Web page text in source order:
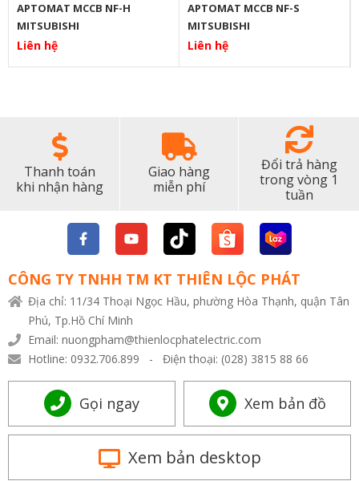
APTOMAT MCCB NF-H
MITSUBISHI
Liên hệ
APTOMAT MCCB NF-S
MITSUBISHI
Liên hệ
Thanh toán
khi nhận hàng
Giao hàng
miễn phí
Đổi trả hàng
trong vòng 1
tuần
CÔNG TY TNHH TM KT THIÊN LỘC PHÁT
Địa chỉ: 11/34 Thoại Ngọc Hầu, phường Hòa Thạnh, quận Tân
Phú, Tp.Hồ Chí Minh
Email: nuongpham@thienlocphatelectric.com
Hotline: 0932.706.899 - Điện thoại: (028) 3815 88 66
Gọi ngay Xem bản đồ
Xem bản desktop